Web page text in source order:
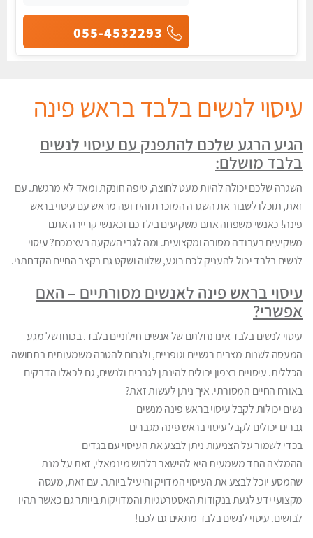
055-4532293
עיסוי לנשים בלבד בראש פינה
הגיע הרגע שלכם להתפנק עם עיסוי לנשים
בלבד מושלם:
השגרה שלכם יכולה להיות מעט לחוצה, טיפה חונקת ומאד לא מרגשת. עם
זאת, תוכלו לשבור את השגרה המוכרת והידועה מראש עם עיסוי בראש
פינה! כאנשי משפחה אתם משקיעים בילדכם וכאנשי קריירה אתם
משקיעים בעבודה מסורה ומקצועית. ומה לגבי השקעה בעצמכם? עיסוי
לנשים בלבד יכול להעניק לכם רוגע, שלווה ושקט גם בקצב החיים הקדחתני.
עיסוי בראש פינה לאנשים מסורתיים – האם
אפשרי?
עיסוי לנשים בלבד אינו נחלתם של אנשים חילוניים בלבד. בכוחו של מגע
המעסה לשנות מצבים רגשיים וגופניים, ולגרום להטבה משמעותית בתחושה
הכללית. עיסויים בצפון יכולים להינתן לגברים ולנשים, גם לכאלו הדבקים
באורח החיים המסורתי. איך ניתן לעשות זאת?
נשים יכולות לקבל עיסוי בראש פינה מנשים
גברים יכולים לקבל עיסוי בראש פינה מגברים
בכדי לשמור על הצניעות ניתן לבצע את העיסוי עם בגדים
ההמלצה החד משמעית היא להישאר בלבוש מינמאלי, זאת על מנת
שהמסע יוכל לבצע את העיסוי המדויק והיעיל ביותר. עם זאת, מעסה
מקצועי ידע לגעת בנקודות האסטרטגיות והמדויקות ביותר גם כאשר תהיו
לבושים. עיסוי לנשים בלבד מתאים גם לכם!